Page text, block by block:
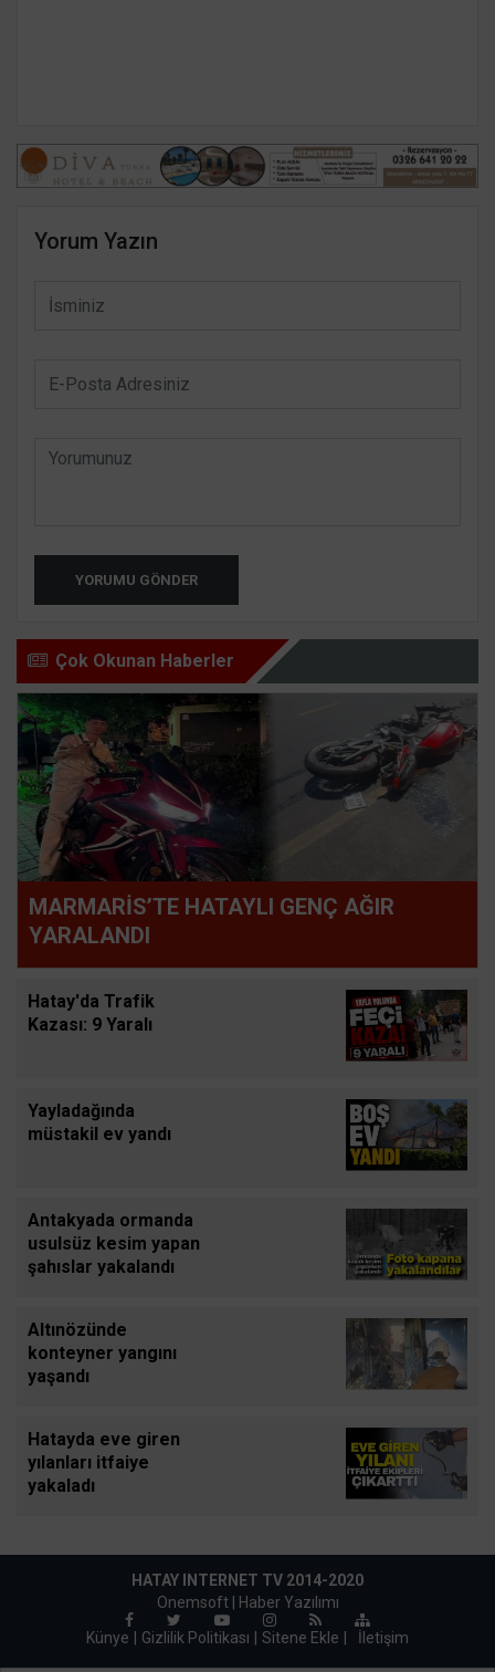
Yorum Yazın
YORUMU GÖNDER
Çok Okunan Haberler
MARMARİS’TE HATAYLI GENÇ AĞIR
YARALANDI
Hatay'da Trafik
Kazası: 9 Yaralı
Yayladağında
müstakil ev yandı
Antakyada ormanda
usulsüz kesim yapan
şahıslar yakalandı
Altınözünde
konteyner yangını
yaşandı
Hatayda eve giren
yılanları itfaiye
yakaladı
HATAY INTERNET TV 2014-2020
Onemsoft |
Haber Yazılımı
Künye
Gizlilik Politikası Sitene Ekle İletişim